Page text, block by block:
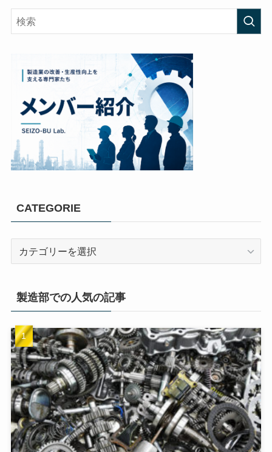
CATEGORIE
製造部での人気の記事